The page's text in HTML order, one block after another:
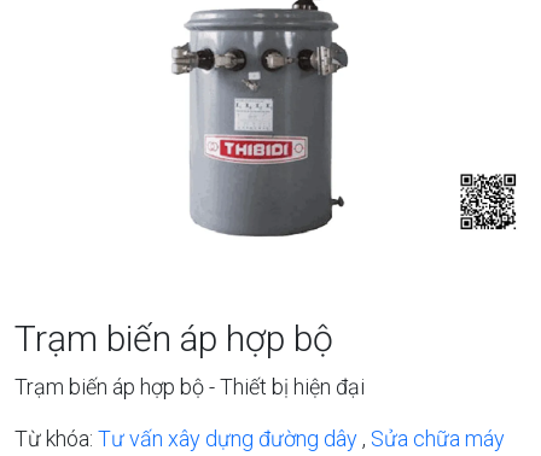
Trạm biến áp hợp bộ
Trạm biến áp hợp bộ - Thiết bị hiện đại
Từ khóa: Tư vấn xây dựng đường dây, Sửa chữa máy